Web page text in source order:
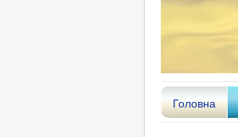
Головна